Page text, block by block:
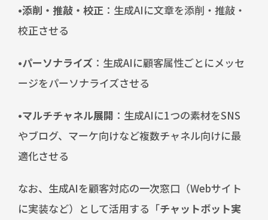
•添削・推敲・校正 ：生成AIに文章を添削・推敲・
校正させる
•パーソナライズ ：生成AIに顧客属性ごとにメッセ
ージをパーソナライズさせる
•マルチチャネル展開 ：生成AIに1つの素材をSNS
やブログ、マーケ向けなど複数チャネル向けに最
適化させる
なお、生成AIを顧客対応の一次窓口（Webサイト
に実装など）として活用する「チャットボット実